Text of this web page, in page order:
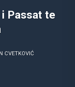
Passat te
CVETKOVIĆ